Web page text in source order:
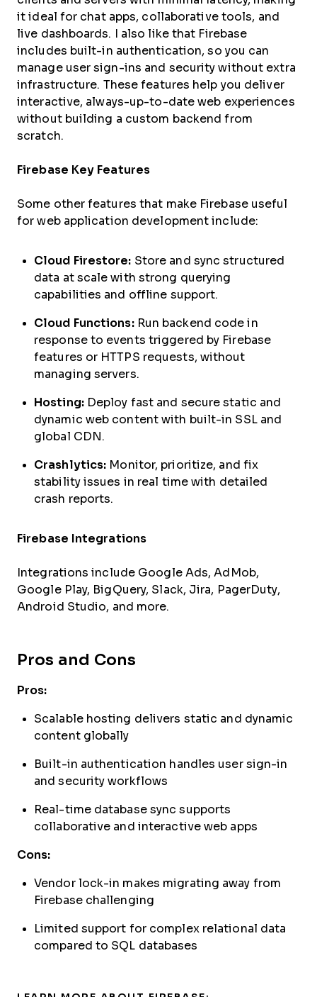
it ideal for chat apps, collaborative tools, and
live dashboards. I also like that Firebase
includes built-in authentication, so you can
manage user sign-ins and security without extra
infrastructure. These features help you deliver
interactive, always-up-to-date web experiences
without building a custom backend from
scratch.
Firebase Key Features
Some other features that make Firebase useful
for web application development include:
Cloud Firestore: Store and sync structured
data at scale with strong querying
capabilities and offline support.
Cloud Functions:Run backend code in
response to events triggered by Firebase
features or HTTPS requests, without
managing servers.
Hosting: Deploy fast and secure static and
dynamic web content with built-in SSL and
global CDN.
Crashlytics: Monitor, prioritize, and fix
stability issues in real time with detailed
crash reports.
Firebase Integrations
Integrations include Google Ads, AdMob,
Google Play, BigQuery, Slack, Jira, PagerDuty,
Android Studio, and more.
Pros and Cons
Pros:
Scalable hosting delivers static and dynamic
content globally
Built-in authentication handles user sign-in
and security workflows
Real-time database sync supports
collaborative and interactive web apps
Cons:
Vendor lock-in makes migrating away from
Firebase challenging
Limited support for complex relational data
compared to SQL databases